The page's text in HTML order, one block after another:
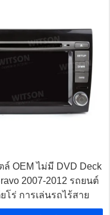
OEM ไม่มี DVD Deck
2007-2012 รถยนต์
โร่ การเล่นรถไร้สาย